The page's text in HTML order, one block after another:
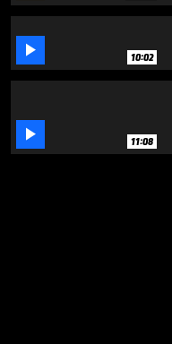
 10:02
 11:08